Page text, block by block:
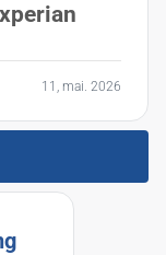
11, mai. 2026